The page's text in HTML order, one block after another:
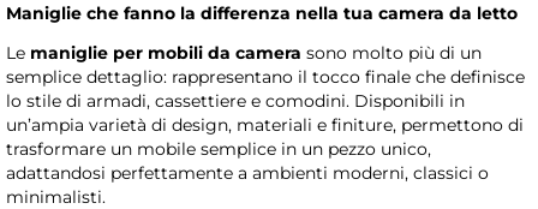
Maniglie che fanno la differenza nella tua camera da letto
Le maniglie per mobili da camera sono molto più di un
semplice dettaglio: rappresentano il tocco finale che definisce
lo stile di armadi, cassettiere e comodini. Disponibili in
un’ampia varietà di design, materiali e finiture, permettono di
trasformare un mobile semplice in un pezzo unico,
adattandosi perfettamente a ambienti moderni, classici o
minimalisti.